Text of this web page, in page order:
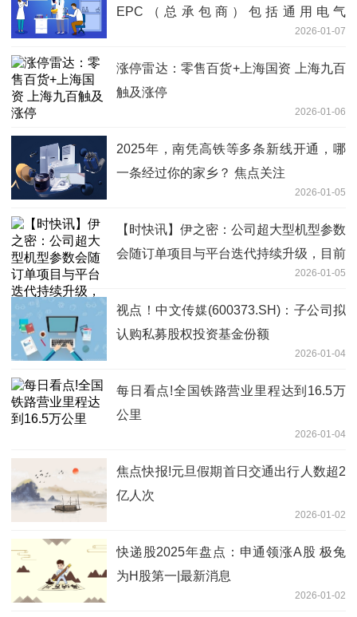
EPC（总承包商）包括通用电气
（GE）、住重福惠（SFW）等知名企业
2026-01-07
涨停雷达：零售百货+上海国资 上海九百
触及涨停
2026-01-06
2025年，南凭高铁等多条新线开通，哪
一条经过你的家乡？ 焦点关注
2026-01-05
【时快讯】伊之密：公司超大型机型参数
会随订单项目与平台迭代持续升级，目前
公司超大型压铸机最高吨位为9000吨
2026-01-05
视点！中文传媒(600373.SH)：子公司拟
认购私募股权投资基金份额
2026-01-04
每日看点!全国铁路营业里程达到16.5万
公里
2026-01-04
焦点快报!元旦假期首日交通出行人数超2
亿人次
2026-01-02
快递股2025年盘点：申通领涨A股 极兔
为H股第一|最新消息
2026-01-02